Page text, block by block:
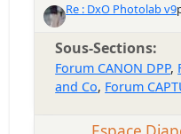
Re : DxO Photolab v9
Sous-Sections
Forum CANON DPP
and Co Forum